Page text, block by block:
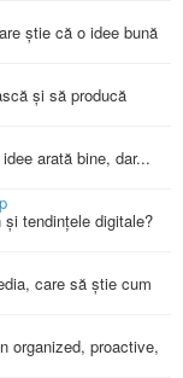
știe că o idee bună
și să producă
arată bine, dar...
tendințele digitale?
care să știe cum
organized, proactive,